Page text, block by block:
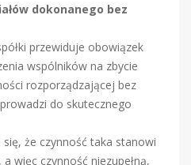
dokonanego bez
przewiduje obowiązek
wspólników na zbycie
rozporządzającej bez
do skutecznego
że czynność taka stanowi
a więc czynność niezupełną,